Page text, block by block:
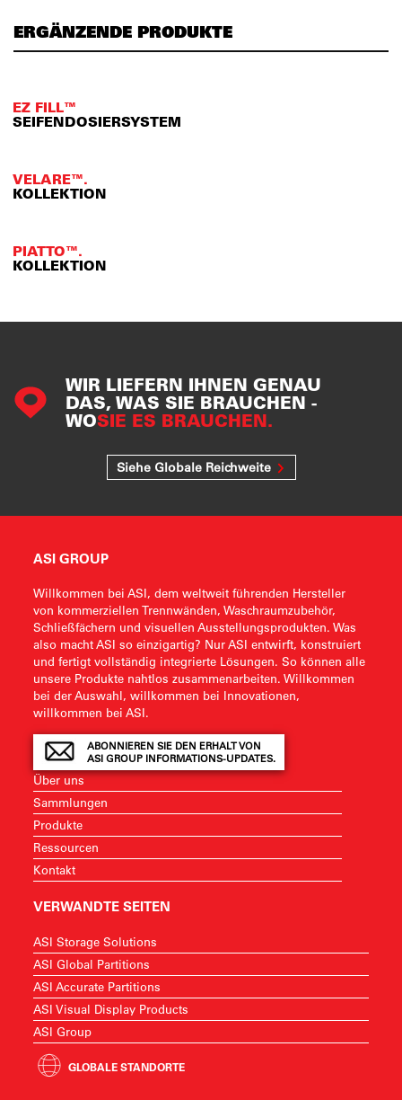
ERGÄNZENDE PRODUKTE
EZ FILL™
SEIFENDOSIERSYSTEM
VELARE™.
KOLLEKTION
PIATTO™.
KOLLEKTION
WIR LIEFERN IHNEN GENAU
DAS, WAS SIE BRAUCHEN -
WOSIE ES BRAUCHEN.
Siehe Globale Reichweite
ASI GROUP
Willkommen bei ASI, dem weltweit führenden Hersteller
von kommerziellen Trennwänden, Waschraumzubehör,
Schließfächern und visuellen Ausstellungsprodukten. Was
also macht ASI so einzigartig? Nur ASI entwirft, konstruiert
und fertigt vollständig integrierte Lösungen. So können alle
unsere Produkte nahtlos zusammenarbeiten. Willkommen
bei der Auswahl, willkommen bei Innovationen,
willkommen bei ASI.
ABONNIEREN SIE DEN ERHALT VON
ASI GROUP INFORMATIONS-UPDATES.
Über uns
Sammlungen
Produkte
Ressourcen
Kontakt
VERWANDTE SEITEN
ASI Storage Solutions
ASI Global Partitions
ASI Accurate Partitions
ASI Visual Display Products
ASI Group
GLOBALE STANDORTE